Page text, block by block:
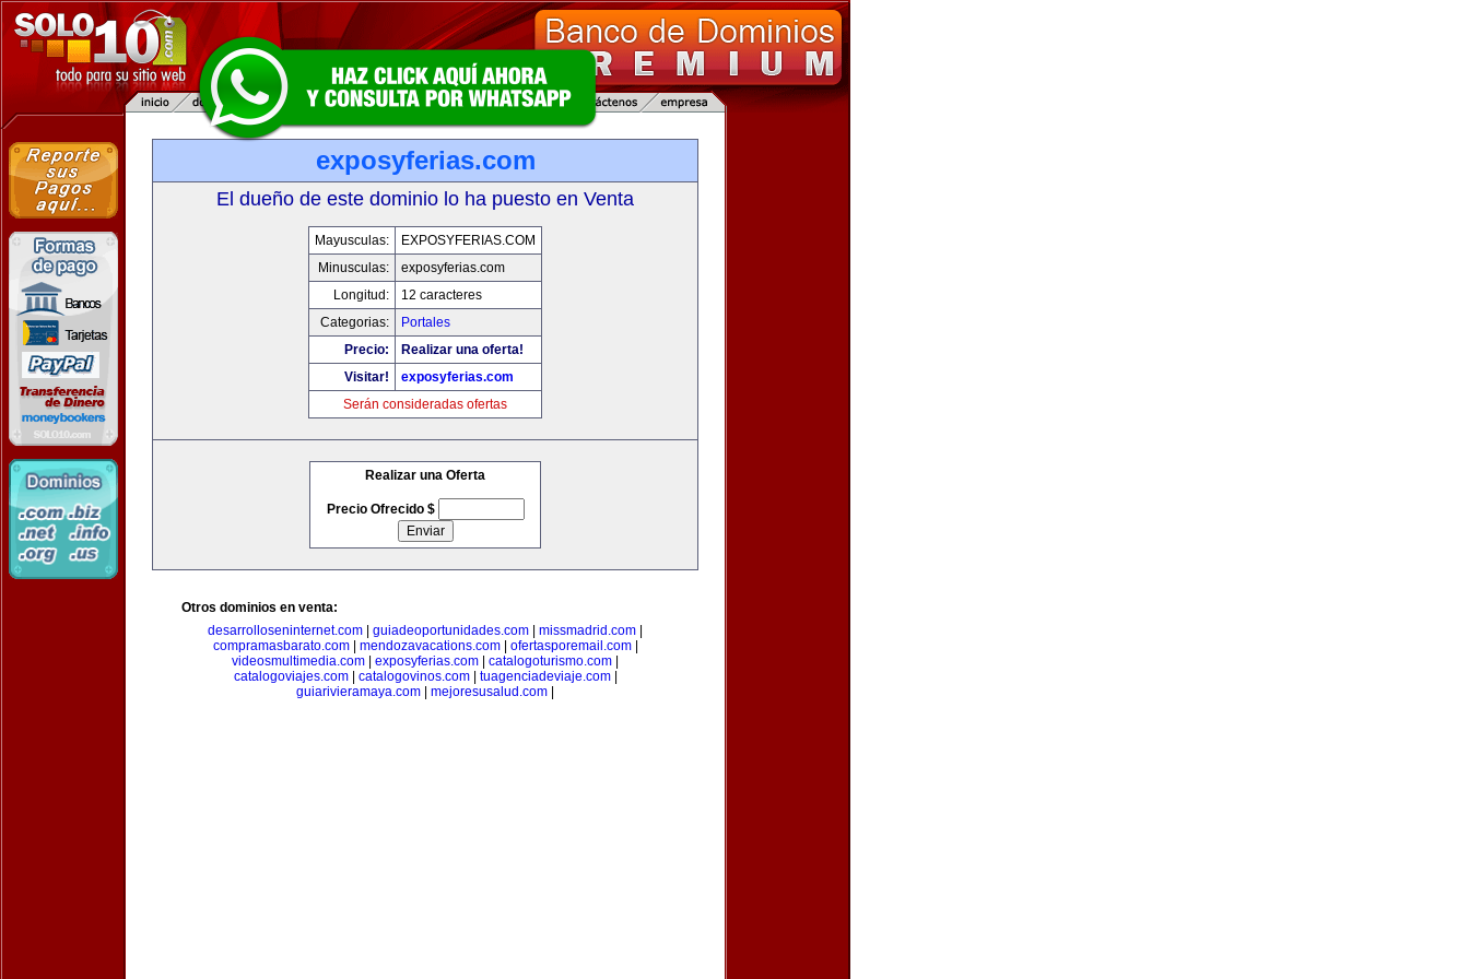
exposyferias.com
El dueño de este dominio lo ha puesto en Venta
Mayusculas:
EXPOSYFERIAS.COM
Minusculas:
exposyferias.com
Longitud:
12 caracteres
Categorias:
Portales
Precio:
Realizar una oferta!
Visitar!
exposyferias.com
Serán consideradas ofertas
Realizar una Oferta
Precio Ofrecido $
Otros dominios en venta:
desarrolloseninternet.com
guiadeoportunidades.com missmadrid.com
compramasbarato.com| mendozavacations.com| ofertasporemail.com|
videosmultimedia.com
exposyferias.com catalogoturismo.com
catalogoviajes.com| catalogovinos.com| tuagenciadeviaje.com|
guiarivieramaya.com
mejoresusalud.com